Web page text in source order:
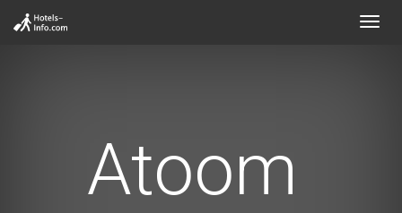
Atoom